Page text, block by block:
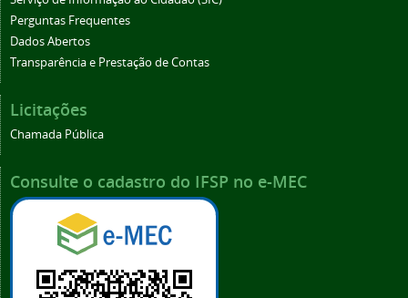
Perguntas Frequentes
Dados Abertos
Transparência e Prestação de Contas
Licitações
Chamada Pública
Consulte o cadastro do IFSP no e-MEC